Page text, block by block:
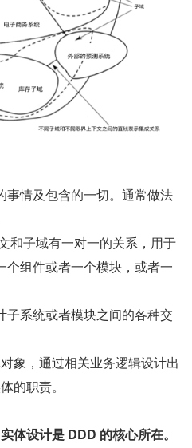
事情及包含的一切。通常做法
和子域有一对一的关系，用于
个组件或者一个模块，或者一
系统或者模块之间的各种交
象，通过相关业务逻辑设计出
的职责。
体设计是 DDD 的核心所在。